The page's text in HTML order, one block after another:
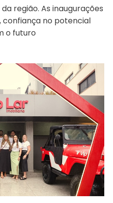
região. As inaugurações
confiança no potencial
o futuro